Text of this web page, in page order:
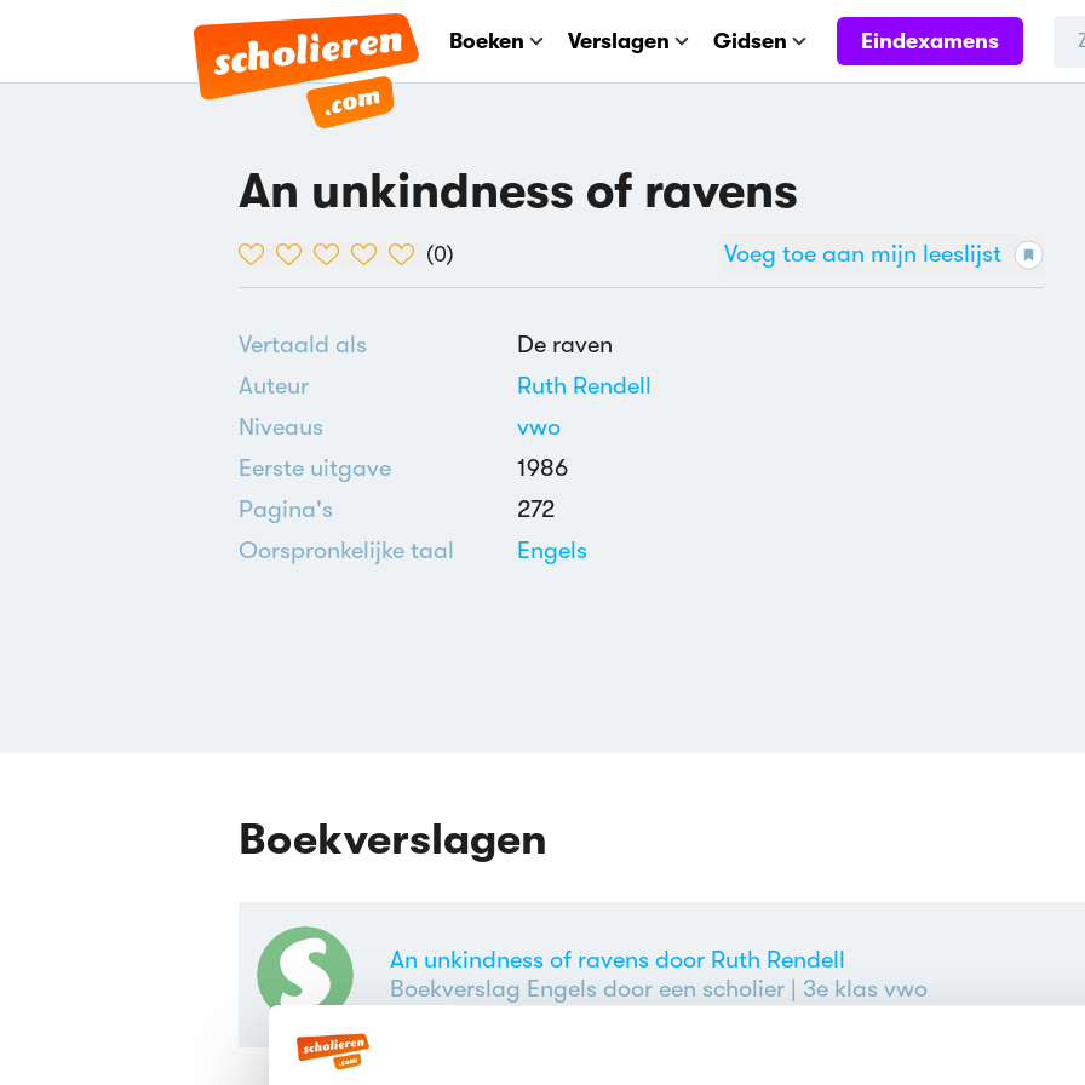
Boeken Verslagen Gidsen Eindexamens
An unkindness of ravens
(0) Voeg toe aan mijn leeslijst
Vertaald als
De raven
Auteur
Ruth Rendell
Niveaus
vwo
Eerste uitgave
1986
Pagina's
272
Oorspronkelijke taal
Engels
Boekverslagen
An unkindness of ravens door Ruth Rendell
Boekverslag Engels door een scholier | 3e klas vwo